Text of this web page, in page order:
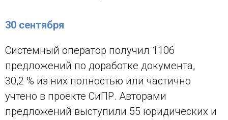
30 сентября
Системный оператор получил 1106
предложений по доработке документа,
30,2 % из них полностью или частично
учтено в проекте СиПР. Авторами
предложений выступили 55 юридических и